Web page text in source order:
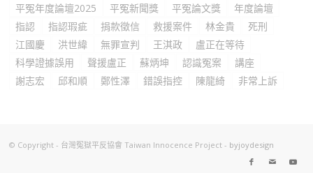
平冤年度論壇2025
平冤新聞獎 平冤論文獎
年度論壇
指認
指認瑕疵 捐款徵信 救援案件 林金貴
死刑
江國慶
洪世緯 無罪宣判 王淇政
盧正在等待
科學證據誤用
聲援盧正 蘇炳坤 認識冤案
講座
謝志宏
邱和順 鄭性澤 錯誤指控 陳龍綺 非常上訴
© Copyright - 台灣冤獄平反協會 Taiwan Innocence Project - byjoydesign